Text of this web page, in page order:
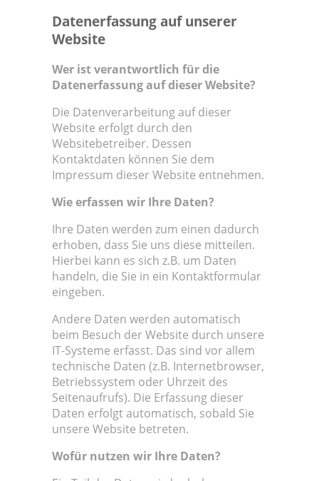
Datenerfassung auf unserer
Website
Wer ist verantwortlich für die
Datenerfassung auf dieser Website?
Die Datenverarbeitung auf dieser
Website erfolgt durch den
Websitebetreiber. Dessen
Kontaktdaten können Sie dem
Impressum dieser Website entnehmen.
Wie erfassen wir Ihre Daten?
Ihre Daten werden zum einen dadurch
erhoben, dass Sie uns diese mitteilen.
Hierbei kann es sich z.B. um Daten
handeln, die Sie in ein Kontaktformular
eingeben.
Andere Daten werden automatisch
beim Besuch der Website durch unsere
IT-Systeme erfasst. Das sind vor allem
technische Daten (z.B. Internetbrowser,
Betriebssystem oder Uhrzeit des
Seitenaufrufs). Die Erfassung dieser
Daten erfolgt automatisch, sobald Sie
unsere Website betreten.
Wofür nutzen wir Ihre Daten?